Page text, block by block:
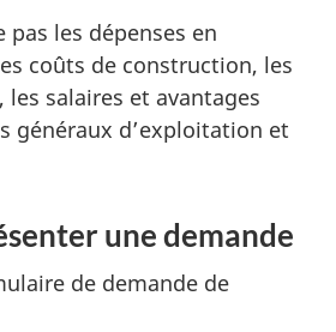
pas les dépenses en
coûts de construction, les
les salaires et avantages
généraux d’exploitation et
une demande
de demande de